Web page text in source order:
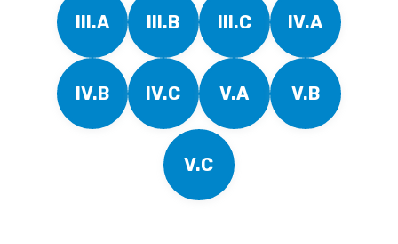
III.A III.B III.C IV.A
IV.B IV.C V.A V.B
V.C